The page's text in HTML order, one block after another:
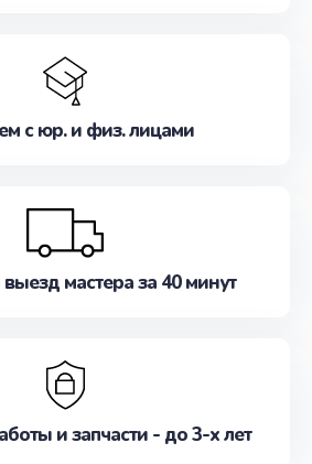
с юр. и физ. лицами
мастера за 40 минут
и запчасти - до 3-х лет